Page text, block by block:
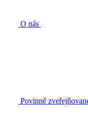
O nás
Povinně